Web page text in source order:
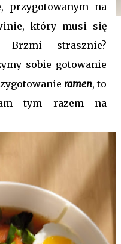
przygotowanym na
który musi się
Brzmi strasznie?
sobie gotowanie
ramen, to
tym razem na